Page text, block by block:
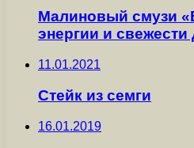
Малиновый смузи
энергии и
11.01.2021
Стейк из семги
16.01.2019